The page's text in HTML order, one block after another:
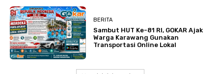
BERITA
Sambut HUT Ke-81 RI, GOKAR Ajak
Warga Karawang Gunakan
Transportasi Online Lokal